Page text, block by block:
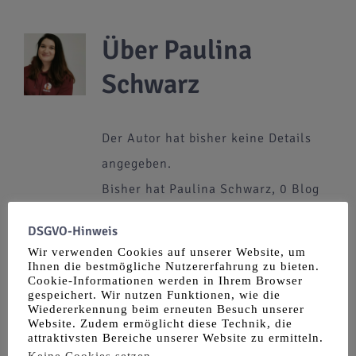
Über Paulina
Schwarz
Der Autor hat bisher keine Details
angegeben.
Bisher hat Paulina Schwarz, 0 Blog
DSGVO-Hinweis
Wir verwenden Cookies auf unserer Website, um
Ihnen die bestmögliche Nutzererfahrung zu bieten.
Cookie-Informationen werden in Ihrem Browser
gespeichert. Wir nutzen Funktionen, wie die
Wiedererkennung beim erneuten Besuch unserer
Website. Zudem ermöglicht diese Technik, die
attraktivsten Bereiche unserer Website zu ermitteln.